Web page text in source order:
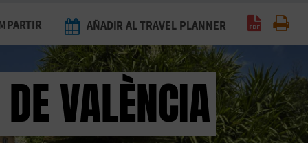
VALÈNCIA
AÑADIR AL TRAVEL PLANNER Generar